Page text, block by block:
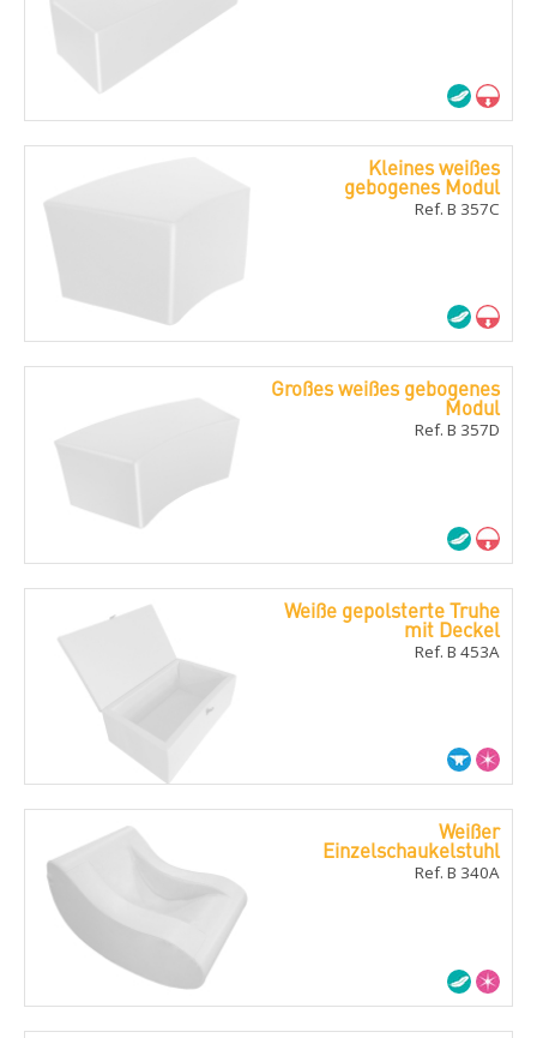
Kleines weißes
gebogenes Modul
Ref. B 357C
Großes weißes gebogenes
Modul
Ref. B 357D
Weiße gepolsterte Truhe
mit Deckel
Ref. B 453A
Weißer
Einzelschaukelstuhl
Ref. B 340A